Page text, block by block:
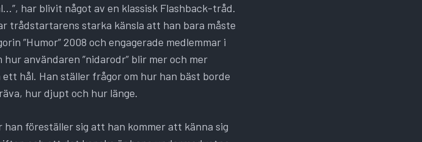
har blivit något av en klassisk Flashback-tråd.
trådstartarens starka känsla att han bara måste
”Humor” 2008 och engagerade medlemmar i
användaren ”nidarodr” blir mer och mer
hål. Han ställer frågor om hur han bäst borde
hur djupt och hur länge.
föreställer sig att han kommer att känna sig